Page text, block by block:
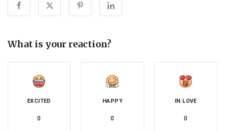
What is your reaction?
EXCITED
0
HAPPY
0
IN LOVE
0